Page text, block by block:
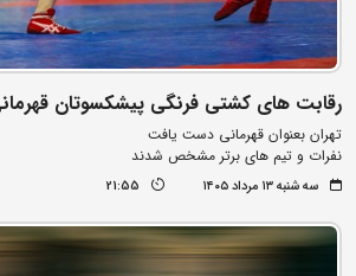
رقابت های کشتی فرنگی پیشکسوتان
تهران بعنوان قهرمانی دست یافت
نفرات و تیم های برتر مشخص شدند
سه شنبه ۱۳ مرداد ۱۴۰۵ 21:55